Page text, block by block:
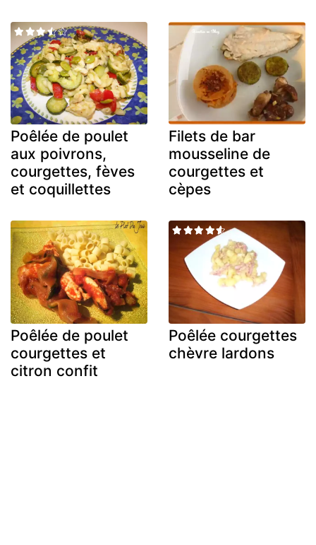
Poêlée de poulet
aux poivrons,
courgettes, fèves
et coquillettes
Filets de bar
mousseline de
courgettes et
cèpes
Poêlée de poulet
courgettes et
citron confit
Poêlée courgettes
chèvre lardons